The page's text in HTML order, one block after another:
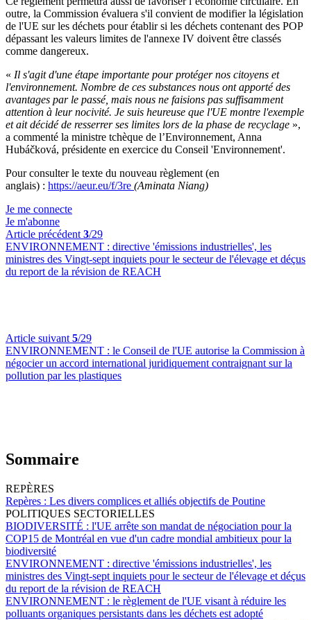
outre, la Commission évaluera s'il convient de modifier la législation
de l'UE sur les déchets pour établir si les déchets contenant des POP
dépassant les valeurs limites de l'annexe IV doivent être classés
comme dangereux.
« Il s'agit d'une étape importante pour protéger nos citoyens et
l'environnement. Nombre de ces substances nous ont apporté des
avantages par le passé, mais nous ne faisions pas suffisamment
attention à leur nocivité. Je suis heureuse que l'UE montre l'exemple
et ait décidé de resserrer ses limites lors de la phase de recyclage »,
a commenté la ministre tchèque de l’Environnement, Anna
Hubáčková, présidente en exercice du Conseil 'Environnement'.
Pour consulter le texte du nouveau règlement (en
anglais) : https://aeur.eu/f/3re (Aminata Niang)
Je me connecte
Je m'abonne
Article précédent 3/29
ENVIRONNEMENT : directive 'émissions industrielles', les
ministres des Vingt-sept inquiets pour le secteur de l'élevage et déçus
du report de la révision de REACH
Article suivant 5/29
ENVIRONNEMENT : le Conseil de l'UE autorise la Commission à
négocier un accord international juridiquement contraignant sur la
pollution par les plastiques
Sommaire
REPÈRES
Repères : Les divers complices et alliés objectifs de Poutine
POLITIQUES SECTORIELLES
BIODIVERSITÉ : l'UE arrête son mandat de négociation pour la
COP15 de Montréal en vue d'un cadre mondial ambitieux pour la
biodiversité
ENVIRONNEMENT : directive 'émissions industrielles', les
ministres des Vingt-sept inquiets pour le secteur de l'élevage et déçus
du report de la révision de REACH
ENVIRONNEMENT : le règlement de l'UE visant à réduire les
polluants organiques persistants dans les déchets est adopté